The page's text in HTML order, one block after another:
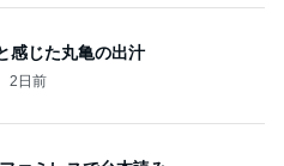
感じた丸亀の出汁
2日前
ァミレスで台本読み